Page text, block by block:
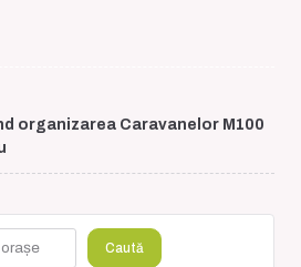
organizarea Caravanelor M100
Caută